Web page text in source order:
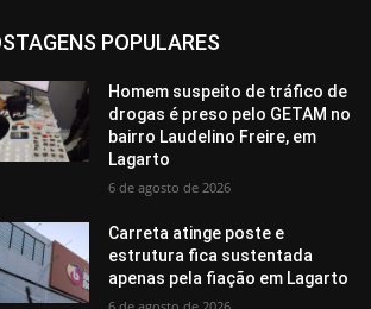
POPULARES
Homem suspeito de tráfico de
drogas é preso pelo GETAM no
bairro Laudelino Freire, em
Lagarto
6 de agosto de 2026
Carreta atinge poste e
estrutura fica sustentada
apenas pela fiação em Lagarto